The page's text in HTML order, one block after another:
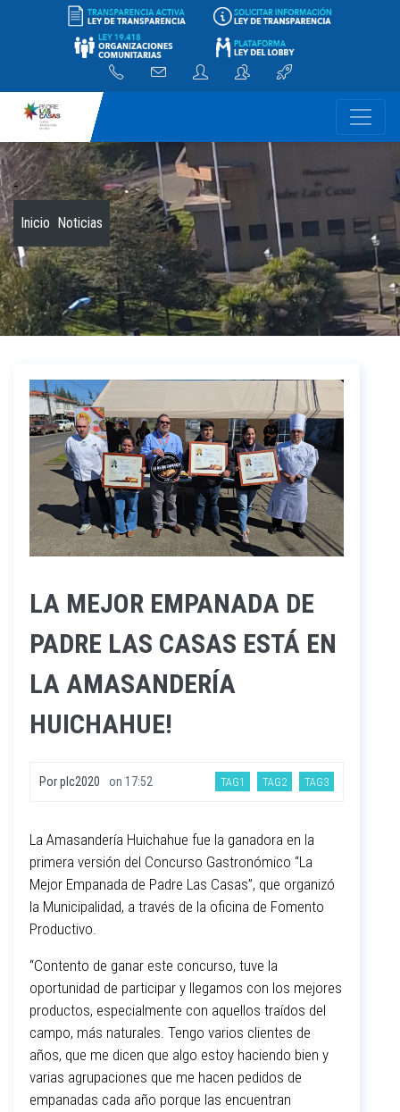
-
Inicio Noticias
LA MEJOR EMPANADA DE
PADRE LAS CASAS ESTÁ EN
LA AMASANDERÍA
HUICHAHUE!
Porplc2020 on 17:52 TAG1 TAG2 TAG3
La Amasandería Huichahue fue la ganadora en la
primera versión del Concurso Gastronómico “La
Mejor Empanada de Padre Las Casas”, que organizó
la Municipalidad, a través de la oficina de Fomento
Productivo.
“Contento de ganar este concurso, tuve la
oportunidad de participar y llegamos con los mejores
productos, especialmente con aquellos traídos del
campo, más naturales. Tengo varios clientes de
años, que me dicen que algo estoy haciendo bien y
varias agrupaciones que me hacen pedidos de
empanadas cada año porque las encuentran